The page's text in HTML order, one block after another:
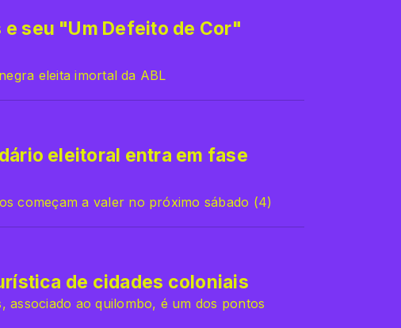
seu "Um Defeito de Cor"
eleita imortal da ABL
eleitoral entra em fase
começam a valer no próximo sábado (4)
de cidades coloniais
associado ao quilombo, é um dos pontos